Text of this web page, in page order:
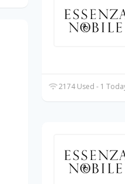
2174 Used - 1